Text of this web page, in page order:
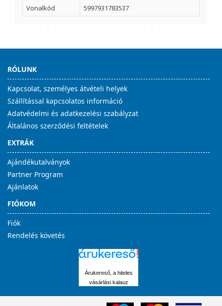
Vonalkód
5997931783537
RÓLUNK
Kapcsolat, személyes átvételi helyek
Szállítással kapcsolatos információ
Adatvédelmi és adatkezelési szabályzat
Általános szerződési feltételek
EXTRÁK
Ajándékutalványok
Partner Program
Ajánlatok
FIÓKOM
Fiók
Rendelés követés
Árukereső, a hiteles
vásárlási kalauz